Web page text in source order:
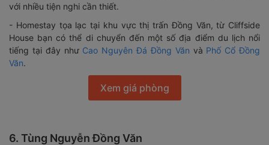
với nhiều tiện nghi cần thiết.
- Homestay tọa lạc tại khu vực thị trấn Đồng Văn, từ Cliffside
House bạn có thể di chuyển đến một số địa điểm du lịch nổi
tiếng tại đây như Cao Nguyên Đá Đồng Văn và Phố Cổ Đồng
Văn.
Xem giá phòng
6. Tùng Nguyễn Đồng Văn